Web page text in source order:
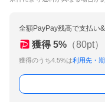
全額PayPay残高で支払い
獲得 5% （80pt）
獲得のうち4.5%は利用先・